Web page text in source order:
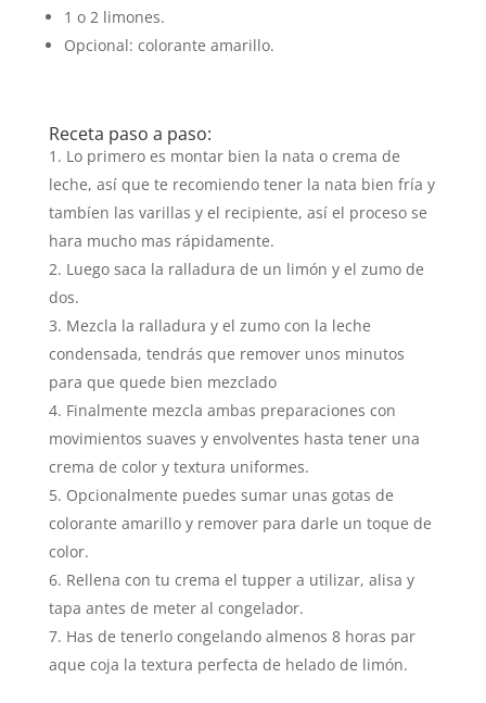
1 o 2 limones.
Opcional: colorante amarillo.
Receta paso a paso:
Lo primero es montar bien la nata o crema de
leche, así que te recomiendo tener la nata bien fría y
tambíen las varillas y el recipiente, así el proceso se
hara mucho mas rápidamente.
Luego saca la ralladura de un limón y el zumo de
dos.
Mezcla la ralladura y el zumo con la leche
condensada, tendrás que remover unos minutos
para que quede bien mezclado
Finalmente mezcla ambas preparaciones con
movimientos suaves y envolventes hasta tener una
crema de color y textura uniformes.
Opcionalmente puedes sumar unas gotas de
colorante amarillo y remover para darle un toque de
color.
Rellena con tu crema el tupper a utilizar, alisa y
tapa antes de meter al congelador.
Has de tenerlo congelando almenos 8 horas par
aque coja la textura perfecta de helado de limón.